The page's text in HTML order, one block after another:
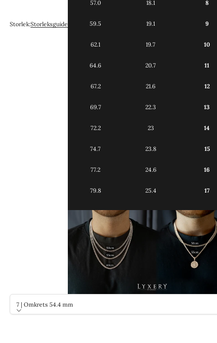
Storlek:Storleksguide
57.0 18.1 8
59.5 19.1 9
62.1 19.7 10
64.6 20.7 11
67.2 21.6 12
69.7 22.3 13
72.2 23 14
74.7 23.8 15
77.2 24.6 16
79.8 25.4 17
7 | Omkrets 54.4 mm